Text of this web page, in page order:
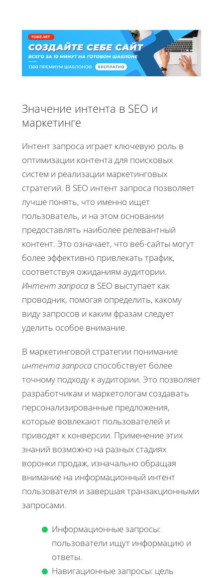
Значение интента в SEO и
маркетинге
Интент запроса играет ключевую роль в
оптимизации контента для поисковых
систем и реализации маркетинговых
стратегий. В SEO интент запроса позволяет
лучше понять, что именно ищет
пользователь, и на этом основании
предоставлять наиболее релевантный
контент. Это означает, что веб-сайты могут
более эффективно привлекать трафик,
соответствуя ожиданиям аудитории.
Интент запроса в SEO выступает как
проводник, помогая определить, какому
виду запросов и каким фразам следует
уделить особое внимание.
В маркетинговой стратегии понимание
интента запроса способствует более
точному подходу к аудитории. Это позволяет
разработчикам и маркетологам создавать
персонализированные предложения,
которые вовлекают пользователей и
приводят к конверсии. Применение этих
знаний возможно на разных стадиях
воронки продаж, изначально обращая
внимание на информационный интент
пользователя и завершая транзакционными
запросами.
Информационные запросы:
пользователи ищут информацию и
ответы.
Навигационные запросы: цель